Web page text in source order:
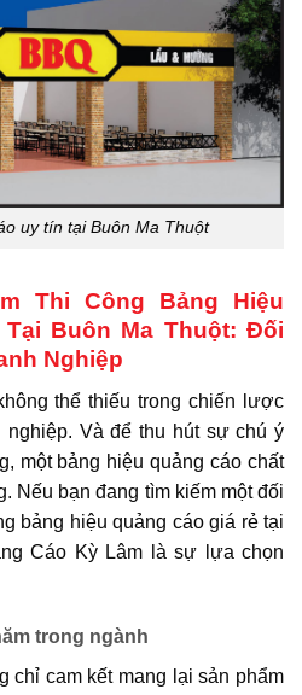
uy tín tại Buôn Ma Thuột
Thi Công Bảng Hiệu
Buôn Ma Thuột: Đối
Nghiệp
thể thiếu trong chiến lược
nghiệp. Và để thu hút sự chú ý
một bảng hiệu quảng cáo chất
Nếu bạn đang tìm kiếm một đối
bảng hiệu quảng cáo giá rẻ tại
Cáo Kỳ Lâm là sự lựa chọn
trong ngành
chỉ cam kết mang lại sản phẩm